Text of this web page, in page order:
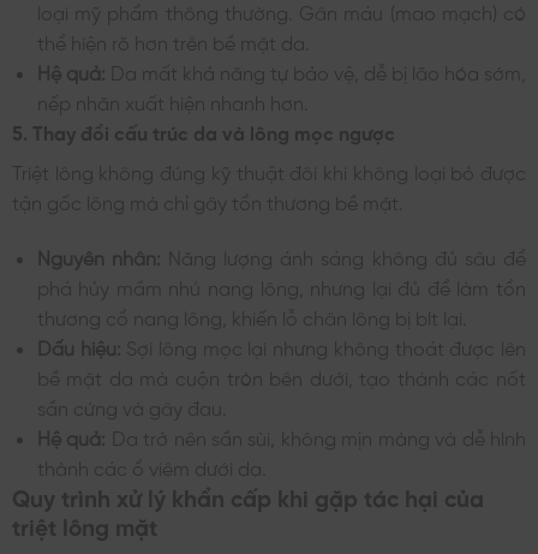
loại mỹ phẩm thông thường. Gân máu (mao mạch) có
thể hiện rõ hơn trên bề mặt da.
Hệ quả: Da mất khả năng tự bảo vệ, dễ bị lão hóa sớm,
nếp nhăn xuất hiện nhanh hơn.
5. Thay đổi cấu trúc da và lông mọc ngược
Triệt lông không đúng kỹ thuật đôi khi không loại bỏ được
tận gốc lông mà chỉ gây tổn thương bề mặt.
Nguyên nhân: Năng lượng ánh sáng không đủ sâu để
phá hủy mầm nhú nang lông, nhưng lại đủ để làm tổn
thương cổ nang lông, khiến lỗ chân lông bị bít lại.
Dấu hiệu: Sợi lông mọc lại nhưng không thoát được lên
bề mặt da mà cuộn tròn bên dưới, tạo thành các nốt
sần cứng và gây đau.
Hệ quả: Da trở nên sần sùi, không mịn màng và dễ hình
thành các ổ viêm dưới da.
Quy trình xử lý khẩn cấp khi gặp tác hại của
triệt lông mặt